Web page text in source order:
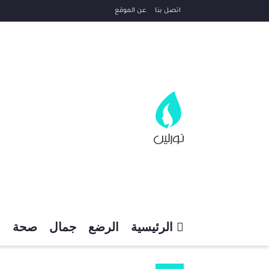
اتصل بنا عن الموقع
الرئيسية الرضع جمال صحة